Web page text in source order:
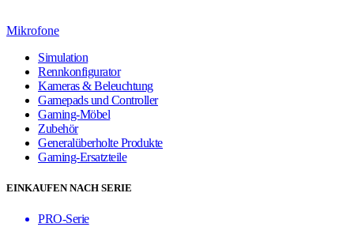
Mikrofone
Simulation
Rennkonfigurator
Kameras & Beleuchtung
Gamepads und Controller
Gaming-Möbel
Zubehör
Generalüberholte Produkte
Gaming-Ersatzteile
EINKAUFEN NACH SERIE
PRO-Serie